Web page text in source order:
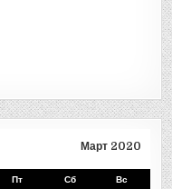
Март 2020
Пт Сб Вс